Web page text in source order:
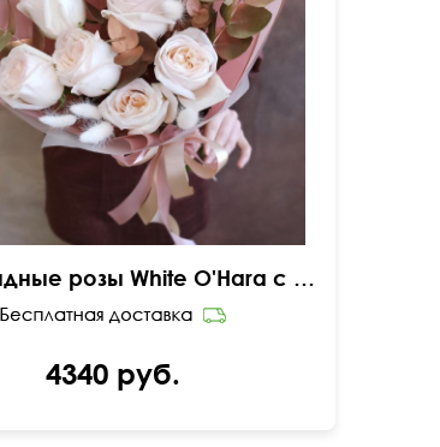
эвкалиптом
Пионовидные розы White O'Hara с лагурусом
4340 руб.